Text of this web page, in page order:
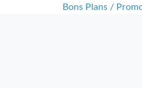
Bons Plans /